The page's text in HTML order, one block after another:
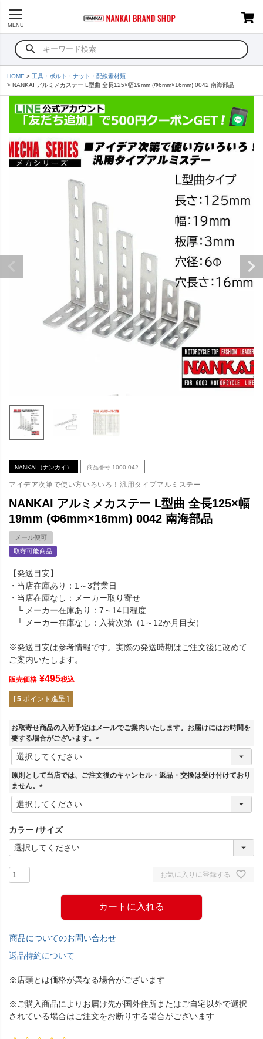
MENU
HOME
工具・ボルト・ナット・配線素材類
NANKAI アルミメカステー L型曲 全長125×幅19mm (Φ6mm×16mm) 0042 南海部品
NANKAI（ナンカイ） 商品番号 1000-042
アイデア次第で使い方いろいろ！汎用タイプアルミステー
NANKAI アルミメカステー L型曲 全長125×幅
19mm (Φ6mm×16mm) 0042 南海部品
メール便可
取寄可能商品
【発送目安】
・当店在庫あり：1～3営業日
・当店在庫なし：メーカー取り寄せ
└ メーカー在庫あり：7～14日程度
└ メーカー在庫なし：入荷次第（1～12か月目安）
※発送目安は参考情報です。実際の発送時期はご注文後に改めて
ご案内いたします。
販売価格 ¥495税込
[ 5 ポイント進呈 ]
お取寄せ商品の入荷予定はメールでご案内いたします。お届けにはお時間を
要する場合がございます。
(
須
原則として当店では、ご注文後のキャンセル・返品・交換は受け付けており
ません。
(
必
)
カラー サイズ
お気に入りに登録する
カートに入れる
商品についてのお問い合わせ
返品特約について
※店頭とは価格が異なる場合がございます
※ご購入商品によりお届け先が国外住所またはご自宅以外で選択
されている場合はご注文をお断りする場合がございます